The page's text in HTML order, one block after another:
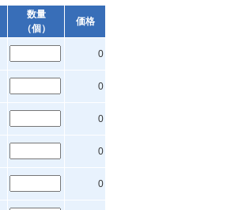
数量
（個）
価格
0
0
0
0
0